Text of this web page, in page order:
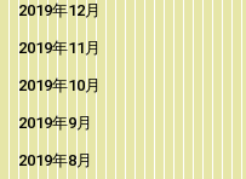
2019年12月
2019年11月
2019年10月
2019年9月
2019年8月